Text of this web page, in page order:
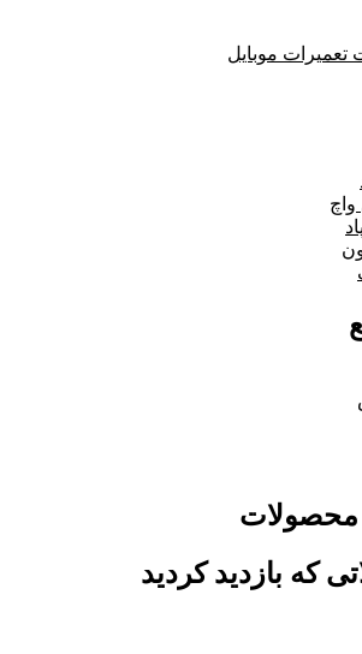
تعمیرات موبایل
واچ
محصولات
که بازدید کردید